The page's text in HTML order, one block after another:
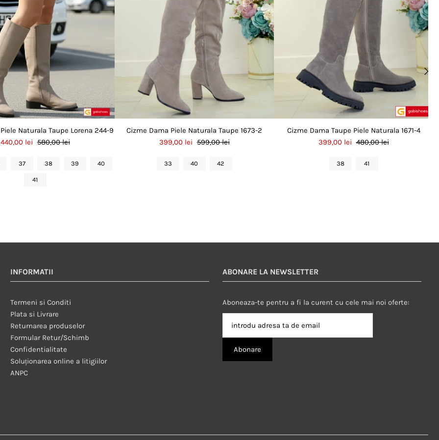
Naturala Taupe Lorena 244-9
440,00 lei 580,00 lei
37 38 39 40
41
Cizme Dama Piele Naturala Taupe 1673-2
399,00 lei 599,00 lei
33 40 42
Cizme Dama Taupe Piele Naturala 1671-4
399,00 lei 480,00 lei
38 41
INFORMATII
Termeni si Conditi
Plata si Livrare
Returnarea produselor
Formular Retur/Schimb
Confidentialitate
Soluționarea online a litigiilor
ANPC
ABONARE LA NEWSLETTER
Aboneaza-te pentru a fi la curent cu cele mai noi oferte: